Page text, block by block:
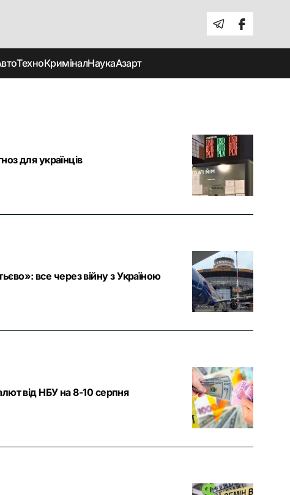
ТехноКриміналНаукаАзарт
для українців
все через війну з Україною
від НБУ на 8-10 серпня